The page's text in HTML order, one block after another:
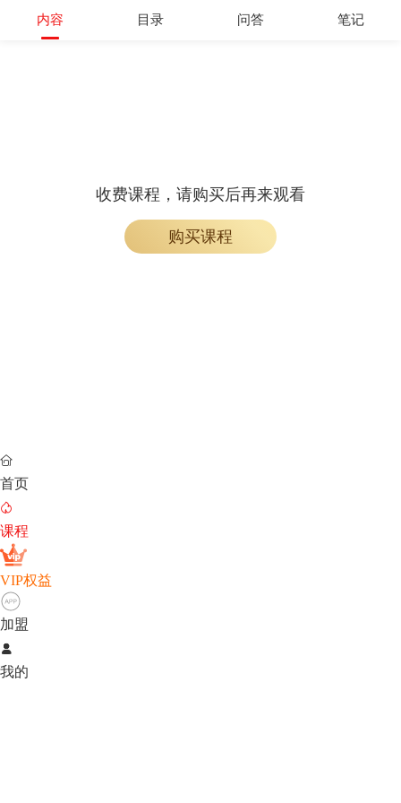
内容 目录 问答 笔记
收费课程，请购买后再来观看
购买课程

首页

课程
VIP权益
加盟

我的